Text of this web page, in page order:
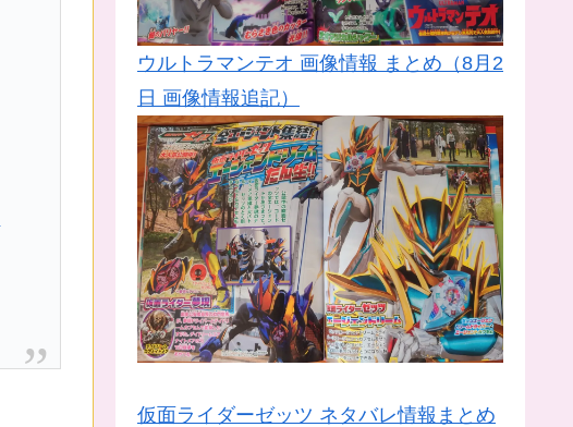
ウルトラマンテオ 画像情報 まとめ（8月2
日 画像情報追記）
仮面ライダーゼッツ ネタバレ情報まとめ